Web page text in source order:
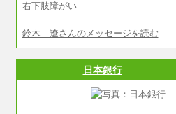
右下肢障がい
鈴木 遼さんのメッセージを読む
日本銀行